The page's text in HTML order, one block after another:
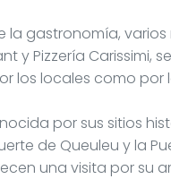
la gastronomía,
y Pizzería
los locales como por
por sus sitios
de Queuleu y la
una visita por su